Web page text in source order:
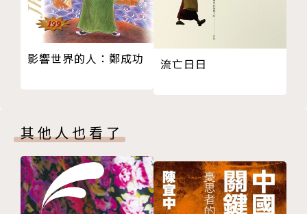
影響世界的人：鄭成功 流亡日日
其他人也看了